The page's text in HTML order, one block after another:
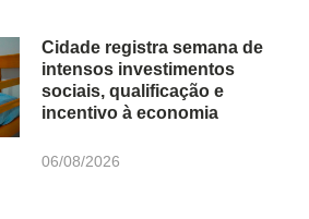
Cidade registra semana de
intensos investimentos
sociais, qualificação e
incentivo à economia
06/08/2026